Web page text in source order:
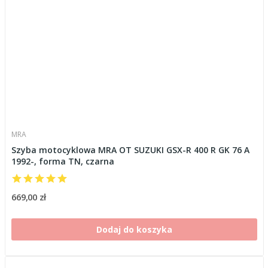
MRA
Szyba motocyklowa MRA OT SUZUKI GSX-R 400 R GK 76 A
1992-, forma TN, czarna
669,00 zł
Dodaj do koszyka